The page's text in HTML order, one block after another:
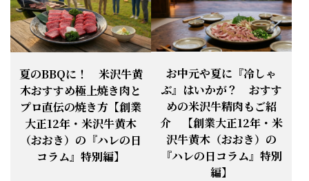
お知らせ 2026.4.13
【母の日】5月10日の母の日に、
「『ありがとう』の気持ち」をお贈り
できます。
お知らせ 2026.1.25
【ご注意】1月27日（火）は終日、お
電話・FAXが繋がりません（8:30〜
18:00）
お知らせ 2026.1.20
【恵方巻】今年の2月3日は、『米沢牛
恵方巻』を！
お知らせ 2026.1.15
【新商品】『米沢牛だし茶漬け』発売
開始！
夏のBBQに！ 米沢牛黄
木おすすめ極上焼き肉と
プロ直伝の焼き方【創業
大正12年・米沢牛黄木
（おおき）の『ハレの日
コラム』特別編】
お中元や夏に『冷しゃ
ぶ』はいかが？ おすす
めの米沢牛精肉もご紹
介 【創業大正12年・米
沢牛黄木（おおき）の
『ハレの日コラム』特別
編】